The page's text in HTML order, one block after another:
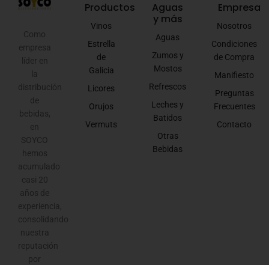
Como
empresa
líder en
la
distribución
de
bebidas,
en
SOYCO
hemos
acumulado
casi 20
años de
experiencia,
consolidando
nuestra
reputación
por
Productos
Vinos
Estrella
de
Galicia
Licores
Orujos
Vermuts
Aguas
y más
Aguas
Zumos y
Mostos
Refrescos
Leches y
Batidos
Otras
Bebidas
Empresa
Nosotros
Condiciones
de Compra
Manifiesto
Preguntas
Frecuentes
Contacto